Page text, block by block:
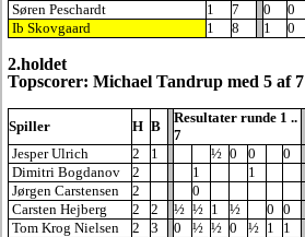
Søren Peschardt
1 7 0 0
Ib Skovgaard
1 8 1 0
2.holdet
Topscorer: Michael Tandrup med 5 af 7
Spiller H B
Resultater runde 1 ..
7
Jesper Ulrich
2 1 ½ 0 0 0
Dimitri Bogdanov
2 1 1
Jørgen Carstensen
2 0
Carsten Hejberg
2 2 ½ ½ 1 ½ 0 0
Tom Krog Nielsen
2 3 0 ½ ½ 0 ½ 1 1